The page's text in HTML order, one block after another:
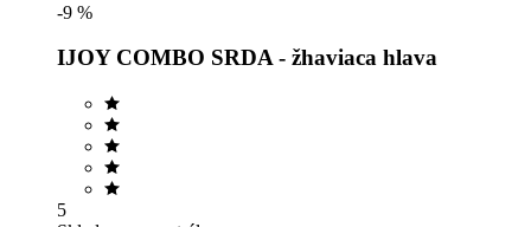
-9 %
IJOY COMBO SRDA - žhaviaca hlava
5